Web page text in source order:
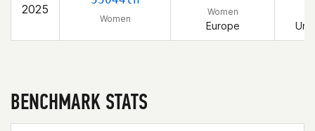
2025
Women
Women
Europe
BENCHMARK STATS